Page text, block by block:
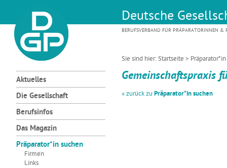
Deutsche
BERUFSVERBAND FÜR PRÄPARATORINNEN &
Sie sind hier:Startseite >
Aktuelles
Die Gesellschaft
Berufsinfos
Das Magazin
Präparator*in suchen
Firmen
Links
Gemeinschaftspraxis
« zurück zu Präparator*in suchen